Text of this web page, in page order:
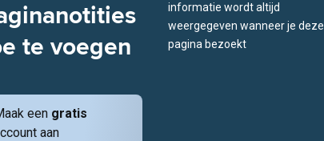
te voegen
een gratis
aan
informatie wordt altijd
weergegeven wanneer je deze
pagina bezoekt